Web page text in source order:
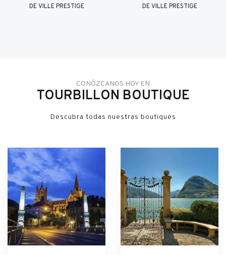
DE VILLE PRESTIGE DE VILLE PRESTIGE
CONÓZCANOS HOY EN
TOURBILLON BOUTIQUE
Descubra todas nuestras boutiques